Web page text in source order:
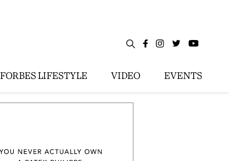
FORBES LIFESTYLE VIDEO EVENTS